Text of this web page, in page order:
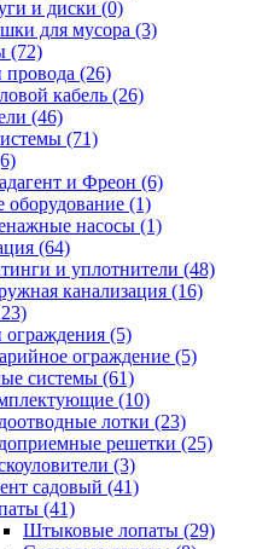
и диски (0)
для мусора (3)
(72)
провода (26)
кабель (26)
(46)
(71)
и Фреон (6)
оборудование (1)
насосы (1)
(64)
и уплотнители (48)
канализация (16)
ограждения (5)
ограждение (5)
системы (61)
(10)
лотки (23)
решетки (25)
(3)
садовый (41)
(41)
Штыковые лопаты (29)